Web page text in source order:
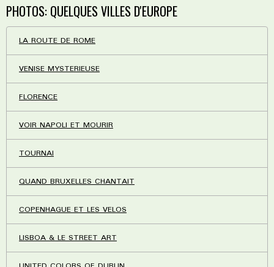
PHOTOS: QUELQUES VILLES D'EUROPE
LA ROUTE DE ROME
VENISE MYSTERIEUSE
FLORENCE
VOIR NAPOLI ET MOURIR
TOURNAI
QUAND BRUXELLES CHANTAIT
COPENHAGUE ET LES VELOS
LISBOA & LE STREET ART